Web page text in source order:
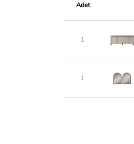
Adet
1
1